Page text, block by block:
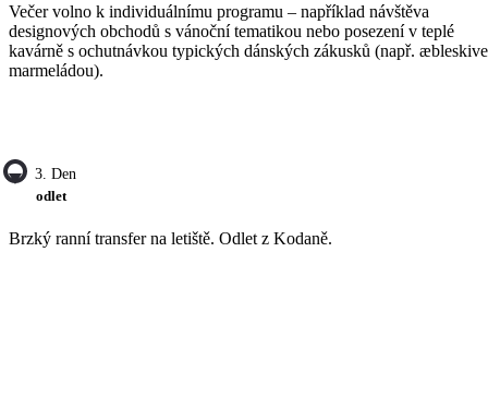
Večer volno k individuálnímu programu – například návštěva
designových obchodů s vánoční tematikou nebo posezení v teplé
kavárně s ochutnávkou typických dánských zákusků (např.
marmeládou).
3. Den
odlet
Brzký ranní transfer na letiště. Odlet z Kodaně.